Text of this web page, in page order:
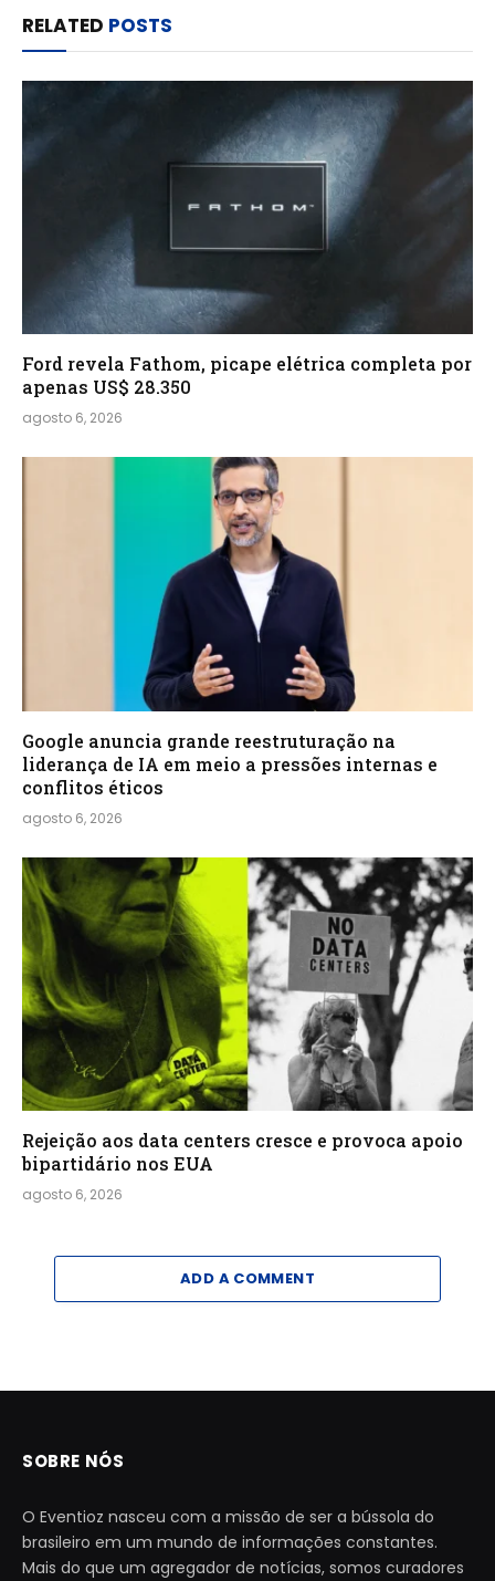
RELATED POSTS
Ford revela Fathom, picape elétrica completa por
apenas US$ 28.350
agosto 6, 2026
Google anuncia grande reestruturação na
liderança de IA em meio a pressões internas e
conflitos éticos
agosto 6, 2026
Rejeição aos data centers cresce e provoca apoio
bipartidário nos EUA
agosto 6, 2026
ADD A COMMENT
SOBRE NÓS
O Eventioz nasceu com a missão de ser a bússola do
brasileiro em um mundo de informações constantes.
Mais do que um agregador de notícias, somos curadores